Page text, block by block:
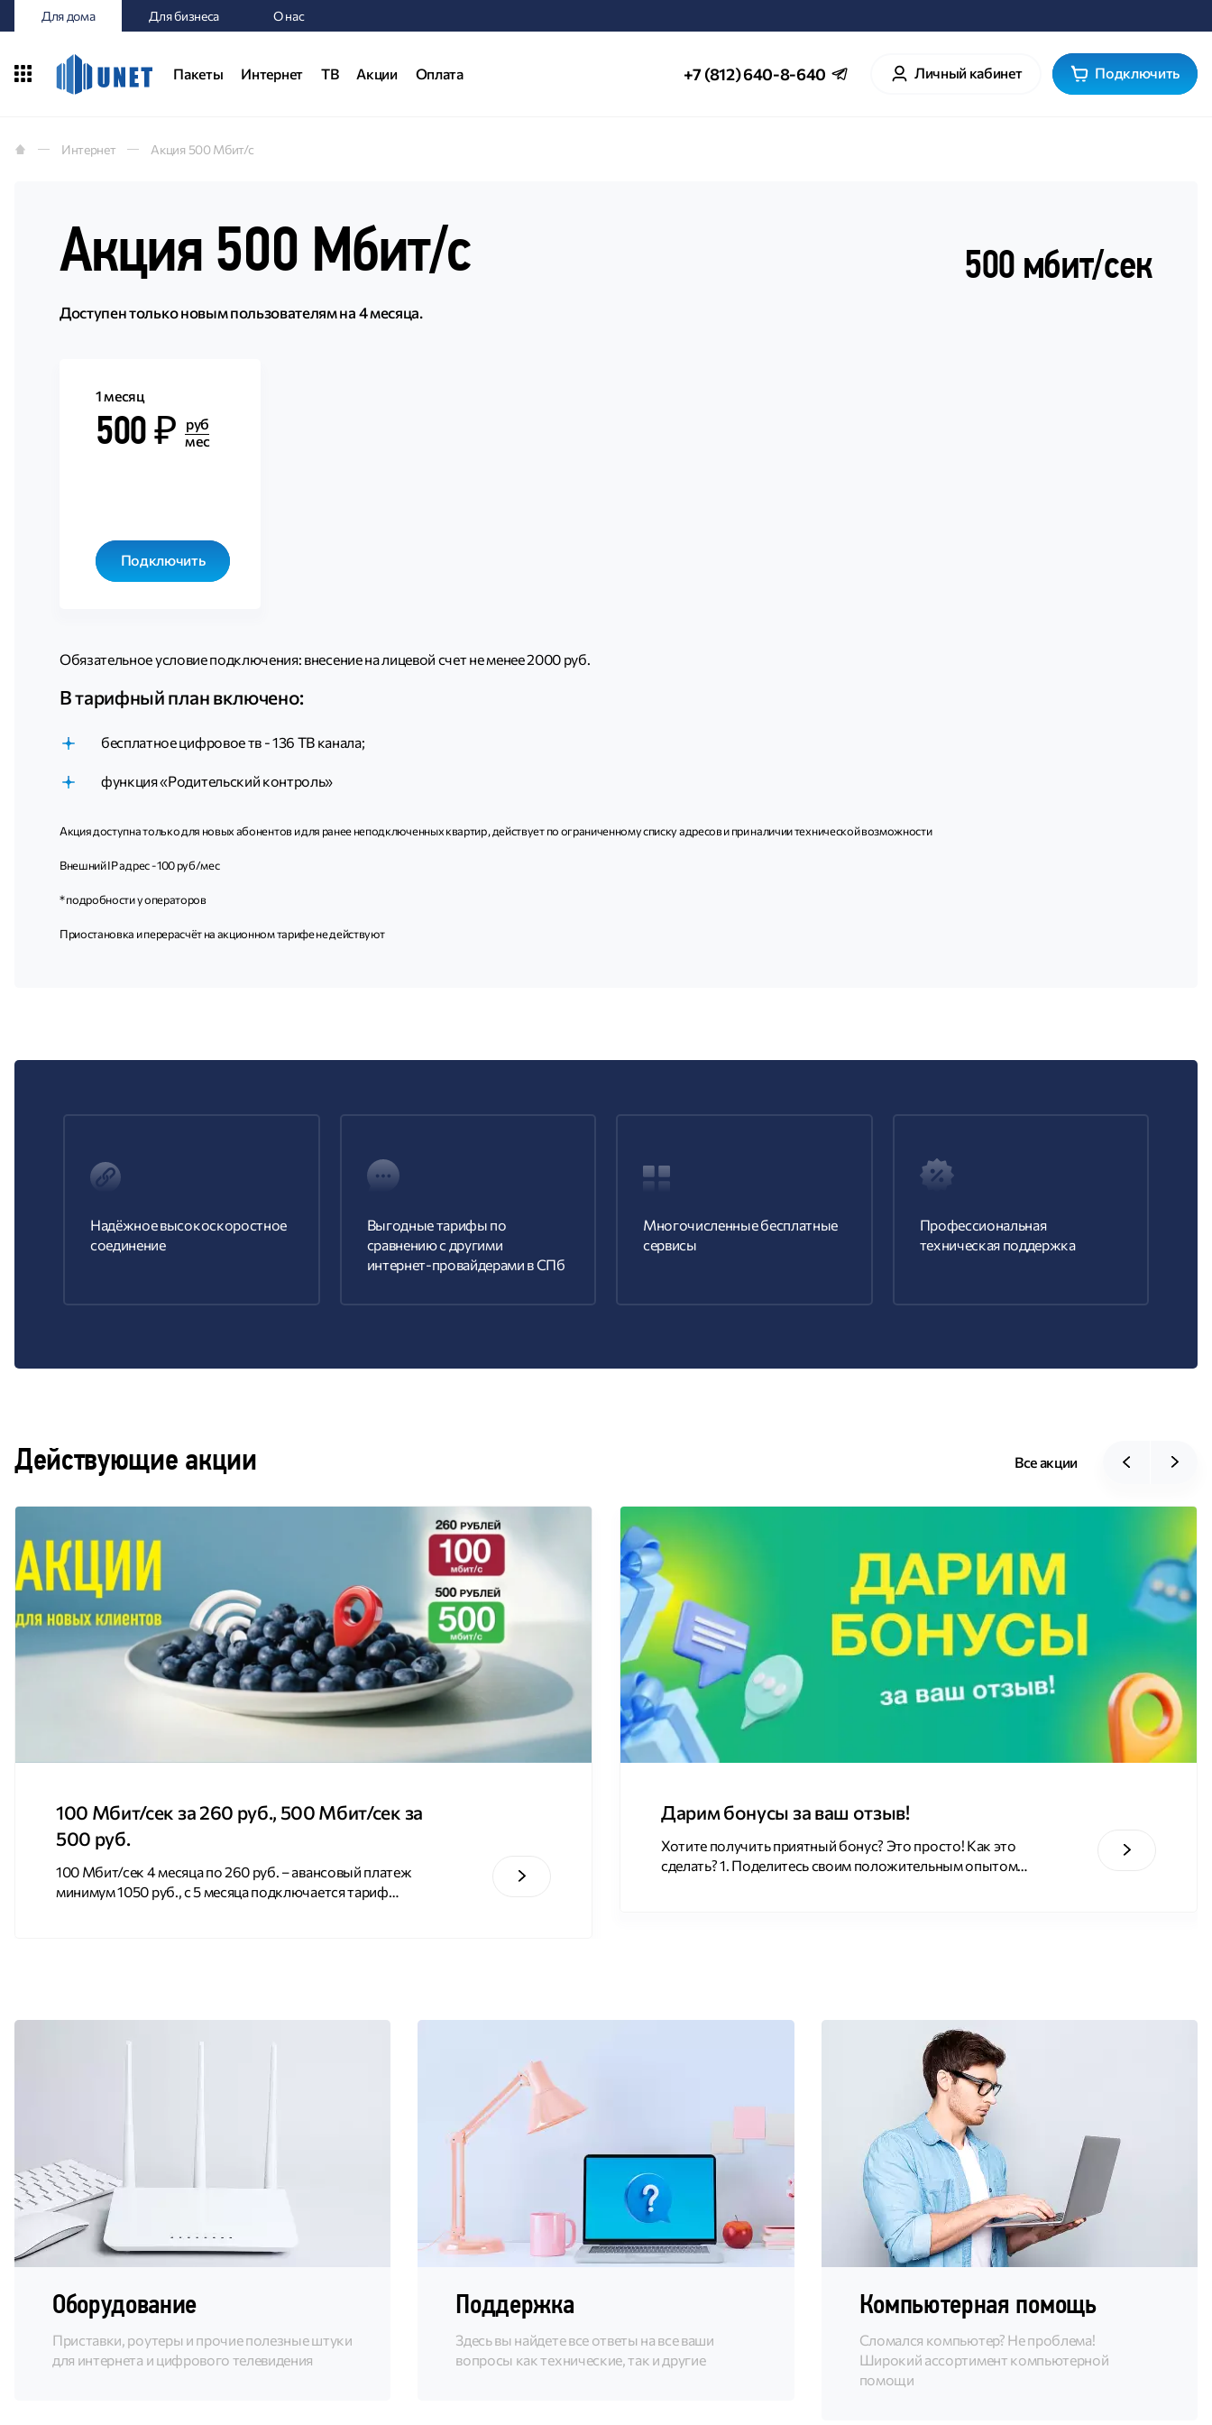
Для дома Для бизнеса О нас
Пакеты Интернет ТВ Акции Оплата +7 (812) 640-8-640 Личный кабинет Подключить
Интернет Акция 500 Мбит/с
Акция 500 Мбит/с 500 мбит/cек
Доступен только новым пользователям на 4 месяца.
1 месяц
500 ₽
руб
мес
Подключить
Обязательное условие подключения: внесение на лицевой счет не менее 2000 руб.
В тарифный план включено:
бесплатное цифровое тв - 136 ТВ канала;
функция «Родительский контроль»
Акция доступна только для новых абонентов и для ранее неподключенных квартир , действует по ограниченному списку адресов и при наличии технической возможности
Внешний IP адрес - 100 руб/мес
* подробности у операторов
Приостановка и перерасчёт на акционном тарифе не действуют
Надёжное высокоскоростное
соединение
Выгодные тарифы по
сравнению с другими
интернет-провайдерами в СПб
Многочисленные бесплатные
сервисы
Профессиональная
техническая поддержка
Действующие акции Все акции
100 Мбит/сек за 260 руб., 500 Мбит/сек за
500 руб.
100 Мбит/сек 4 месяца по 260 руб. – авансовый платеж
минимум 1050 руб., с 5 месяца подключается тариф
Дарим бонусы за ваш отзыв!
Хотите получить приятный бонус? Это просто! Как это
сделать? 1. Поделитесь своим положительным опытом
Оборудование
Приставки, роутеры и прочие полезные штуки
для интернета и цифрового телевидения
Поддержка
Здесь вы найдете все ответы на все ваши
вопросы как технические, так и другие
Компьютерная помощь
Сломался компьютер? Не проблема!
Широкий ассортимент компьютерной
помощи